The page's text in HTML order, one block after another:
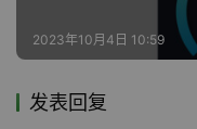
2023年10月4日 10:59
发表回复